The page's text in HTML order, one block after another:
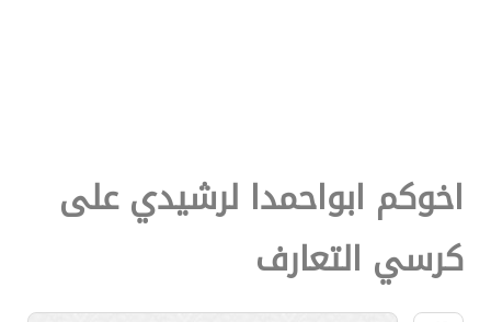
اخوكم ابواحمدا لرشيدي على
كرسي التعارف